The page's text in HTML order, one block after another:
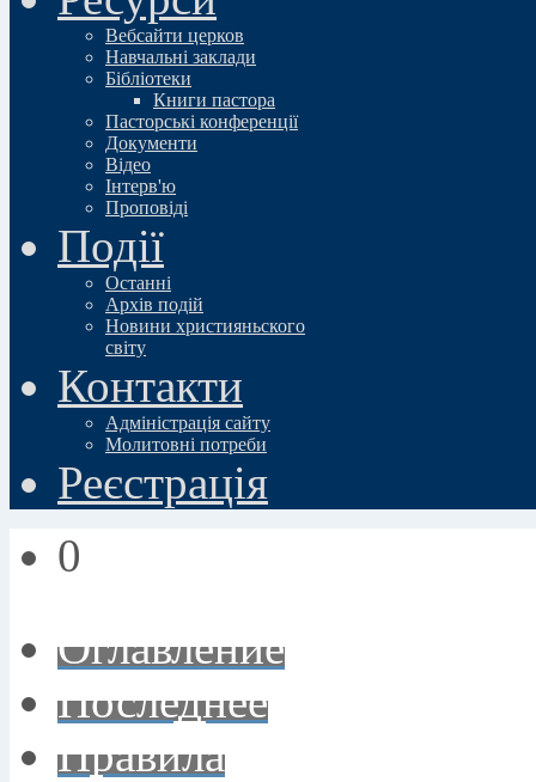
Вебсайти церков
Навчальні заклади
Бібліотеки
Книги пастора
Пасторські конференції
Документи
Відео
Iнтерв'ю
Проповіді
Події
Останні
Архів подій
Новини християньского
свiту
Контакти
Адміністрація сайту
Молитовні потреби
Реєстрація
0
Оглавление
Последнее
Правила